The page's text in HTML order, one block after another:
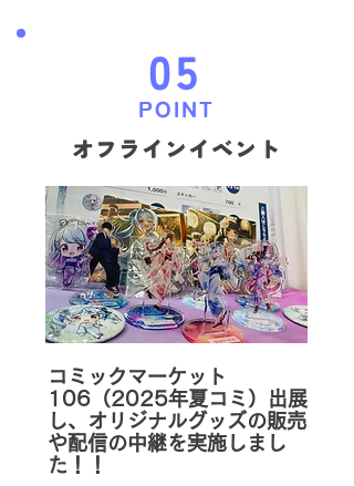
POINT
05
​オフラインイベント
コミックマーケット
106（2025年夏コミ）出展
し、オリジナルグッズの販売
や配信の中継を実施しまし
た！！